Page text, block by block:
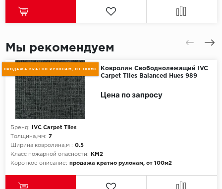
Мы рекомендуем
ПРОДАЖА КРАТНО РУЛОНАМ, ОТ 100М2
Ковролин Свободнолежащий IVC
Carpet Tiles Balanced Hues 989
Бренд:
IVC Carpet Tiles
Толщина,мм: 7
Ширина ковролина,м : 0.5
Класс пожарной опасности:
КМ2
Короткое описание: продажа кратно рулонам, от 100м2
Цена по запросу